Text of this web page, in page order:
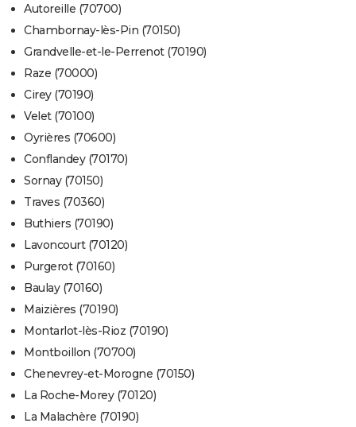
Autoreille (70700)
Chambornay-lès-Pin (70150)
Grandvelle-et-le-Perrenot (70190)
Raze (70000)
Cirey (70190)
Velet (70100)
Oyrières (70600)
Conflandey (70170)
Sornay (70150)
Traves (70360)
Buthiers (70190)
Lavoncourt (70120)
Purgerot (70160)
Baulay (70160)
Maizières (70190)
Montarlot-lès-Rioz (70190)
Montboillon (70700)
Chenevrey-et-Morogne (70150)
La Roche-Morey (70120)
La Malachère (70190)